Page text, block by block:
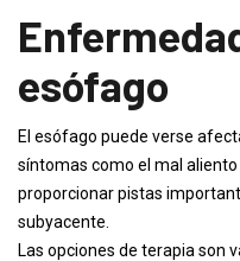
esófago
El esófago puede verse
síntomas como el mal
proporcionar pistas
subyacente.
Las opciones de terapia son